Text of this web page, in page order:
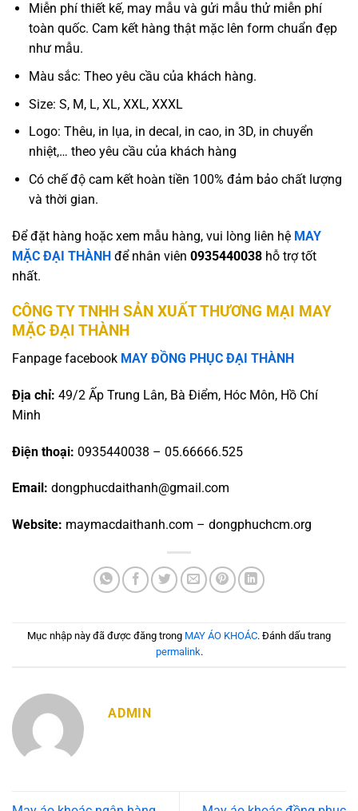
Miễn phí thiết kế, may mẫu và gửi mẫu thử miễn phí
toàn quốc. Cam kết hàng thật mặc lên form chuẩn đẹp
như mẫu.
Màu sắc: Theo yêu cầu của khách hàng.
Size: S, M, L, XL, XXL, XXXL
Logo: Thêu, in lụa, in decal, in cao, in 3D, in chuyển
nhiệt,… theo yêu cầu của khách hàng
Có chế độ cam kết hoàn tiền 100% đảm bảo chất lượng
và thời gian.
Để đặt hàng hoặc xem mẫu hàng, vui lòng liên hệ MAY
MẶC ĐẠI THÀNH để nhân viên 0935440038 hỗ trợ tốt
nhất.
CÔNG TY TNHH SẢN XUẤT THƯƠNG MẠI MAY
MẶC ĐẠI THÀNH
Fanpage facebook MAY ĐỒNG PHỤC ĐẠI THÀNH
Địa chỉ: 49/2 Ấp Trung Lân, Bà Điểm, Hóc Môn, Hồ Chí
Minh
Điện thoại: 0935440038 – 05.66666.525
Email: dongphucdaithanh@gmail.com
Website: maymacdaithanh.com – dongphuchcm.org
Mục nhập này đã được đăng trong MAY ÁO KHOÁC. Đánh dấu trang
permalink.
ADMIN